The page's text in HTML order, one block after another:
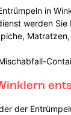
in
werden Sie
der